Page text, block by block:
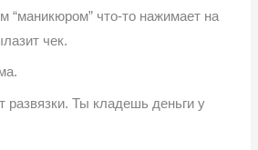
“маникюром” что-то нажимает на
чек.
развязки. Ты кладешь деньги у